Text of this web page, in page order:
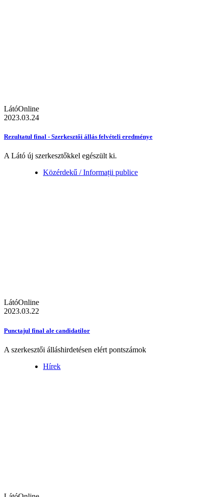
LátóOnline
2023.03.24
Rezultatul final - Szerkesztői állás felvételi eredménye
A Látó új szerkesztőkkel egészült ki.
Közérdekű / Informații publice
LátóOnline
2023.03.22
Punctajul final ale candidatilor
A szerkesztői álláshirdetésen elért pontszámok
Hírek